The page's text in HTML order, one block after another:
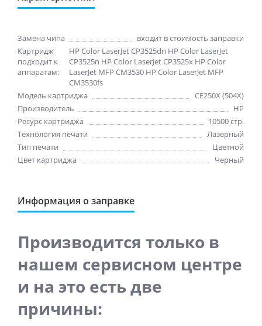
Замена чипа
входит в стоимость заправки
Картридж
подходит к
аппаратам:
HP Color LaserJet CP3525dn HP Color LaserJet
CP3525n HP Color LaserJet CP3525x HP Color
LaserJet MFP CM3530 HP Color LaserJet MFP
CM3530fs
Модель картриджа
CE250X (504X)
Производитель
HP
Ресурс картриджа
10500 стр.
Технология печати
Лазерный
Тип печати
Цветной
Цвет картриджа
Черный
Информация о заправке
Производится только в
нашем сервисном центре
и на это есть две
причины: